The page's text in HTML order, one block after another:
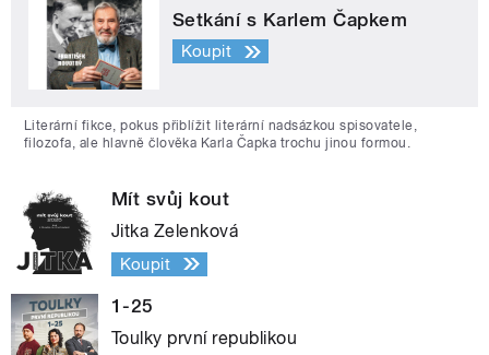
Setkání s Karlem Čapkem
Koupit
Literární fikce, pokus přiblížit literární nadsázkou spisovatele,
filozofa, ale hlavně člověka Karla Čapka trochu jinou formou.
Mít svůj kout
Jitka Zelenková
Koupit
1-25
Toulky první republikou